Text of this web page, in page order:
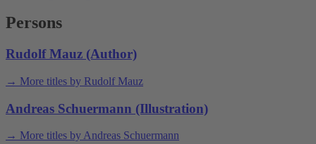
Persons
Rudolf Mauz (Author)
→ More titles by Rudolf Mauz
Andreas Schuermann (Illustration)
→ More titles by Andreas Schuermann